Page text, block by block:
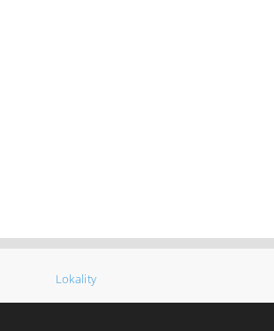
Lokality